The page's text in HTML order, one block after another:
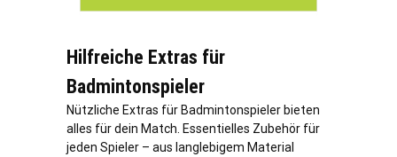
Hilfreiche Extras für
Badmintonspieler
Nützliche Extras für Badmintonspieler bieten
alles für dein Match. Essentielles Zubehör für
jeden Spieler – aus langlebigem Material